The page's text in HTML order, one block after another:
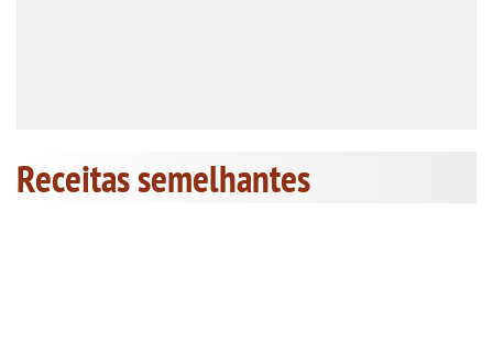
Receitas semelhantes